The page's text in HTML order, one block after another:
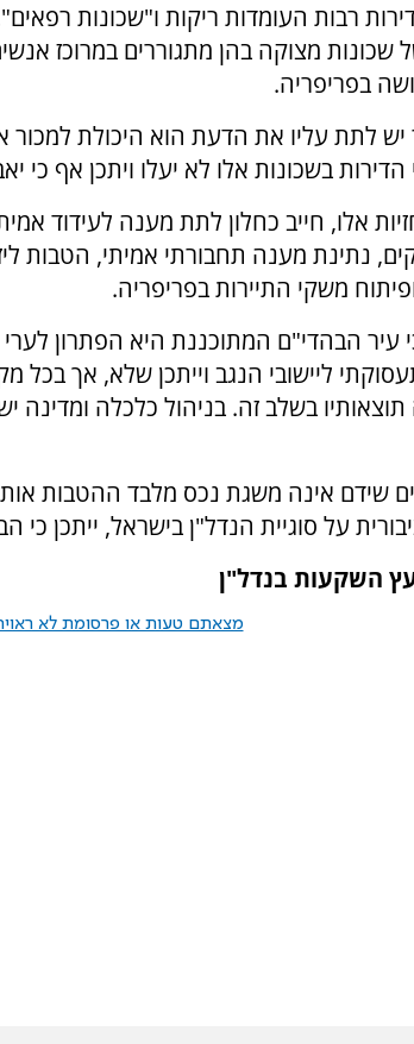
רבות העומדות ריקות ו"שכונות
שכונות מצוקה בהן מתגוררים במרוכז
בפריפריה.
יש לתת עליו את הדעת הוא היכולת למכור
בשכונות אלו לא יעלו ויתכן אף כי
אלו, חייב כחלון לתת מענה לעידוד
נתינת מענה תחבורתי אמיתי, הטבות
משקי התיירות בפריפריה.
עיר הבהדי"ם המתוכננת היא הפתרון לערי
ליישובי הנגב וייתכן שלא, אך
בשלב זה. בניהול כלכלה
שידם אינה משגת נכס מלבד ההטבות
על סוגיית הנדל"ן בישראל, ייתכן כי
השקעות בנדל"ן
מצאתם טעות או פרסומת לא